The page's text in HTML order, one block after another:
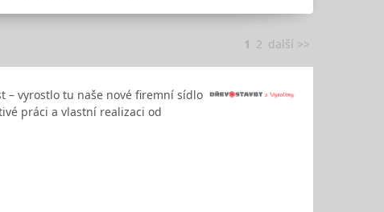
1 2 další >>
– vyrostlo tu naše nové firemní sídlo
práci a vlastní realizaci od